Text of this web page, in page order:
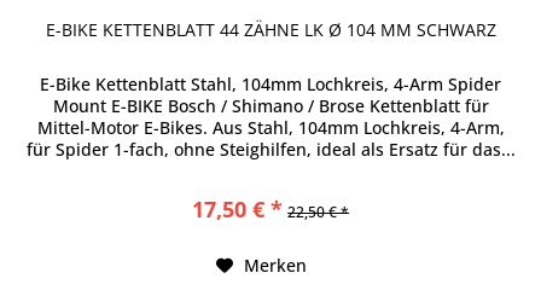
E-BIKE KETTENBLATT 44 ZÄHNE LK Ø 104 MM SCHWARZ
E-Bike Kettenblatt Stahl, 104mm Lochkreis, 4-Arm Spider
Mount E-BIKE Bosch / Shimano / Brose Kettenblatt für
Mittel-Motor E-Bikes. Aus Stahl, 104mm Lochkreis, 4-Arm,
für Spider 1-fach, ohne Steighilfen, ideal als Ersatz für das...
17,50 € * 22,50 € *
Merken